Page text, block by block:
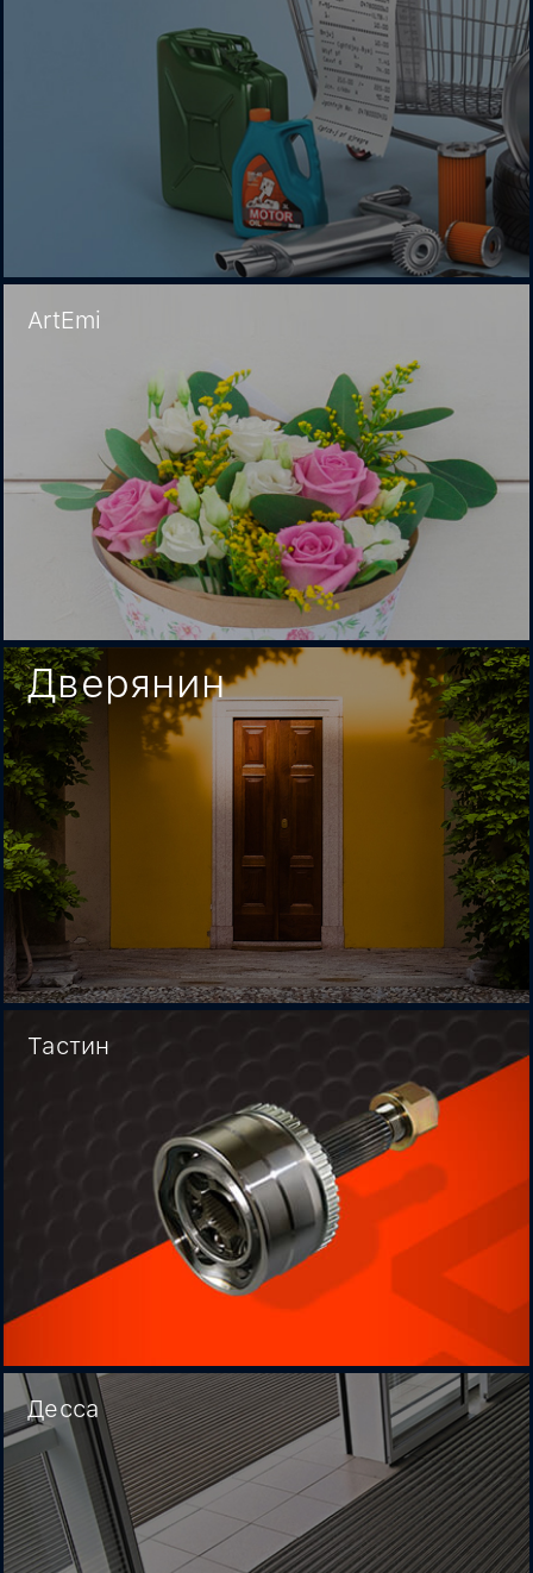
ArtEmi
Дверянин
Тастин
Десса